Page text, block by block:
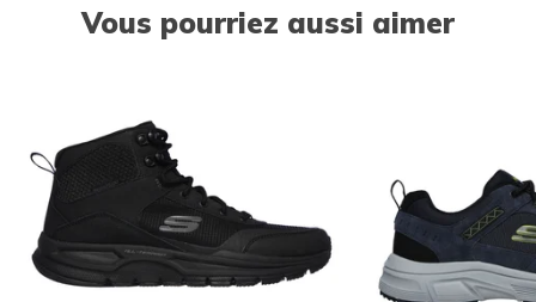
Vous pourriez aussi aimer